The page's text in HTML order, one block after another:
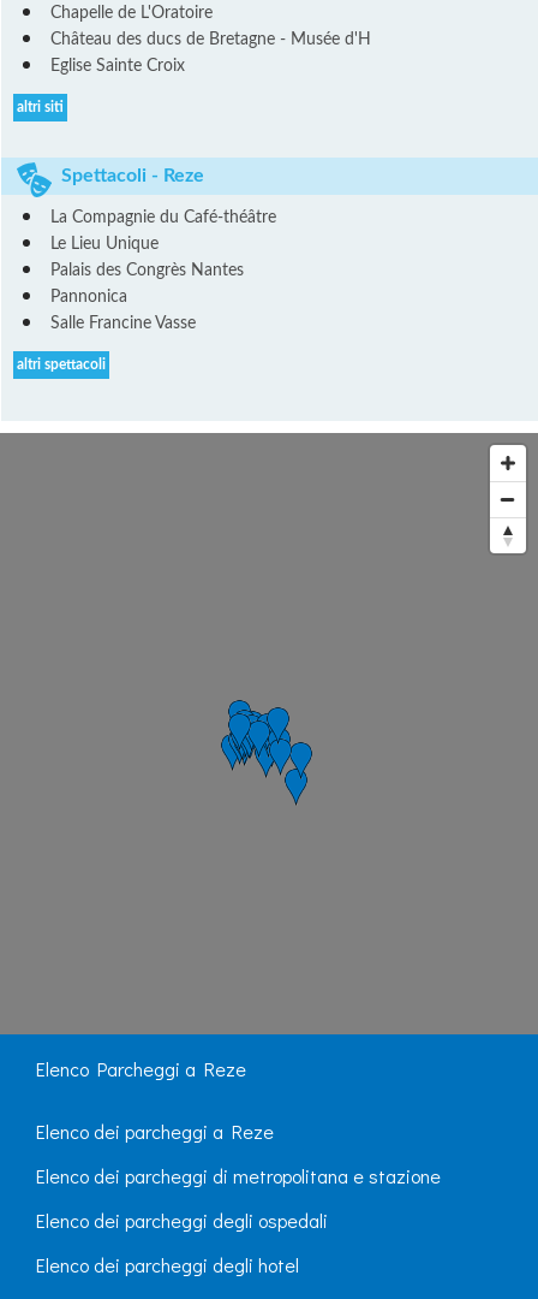
Chapelle de L'Oratoire
Château des ducs de Bretagne - Musée d'H
Eglise Sainte Croix
altri siti
Spettacoli - Reze
La Compagnie du Café-théâtre
Le Lieu Unique
Palais des Congrès Nantes
Pannonica
Salle Francine Vasse
altri spettacoli
Elenco Parcheggi a Reze
Elenco dei parcheggi a Reze
Elenco dei parcheggi di metropolitana e stazione
Elenco dei parcheggi degli ospedali
Elenco dei parcheggi degli hotel